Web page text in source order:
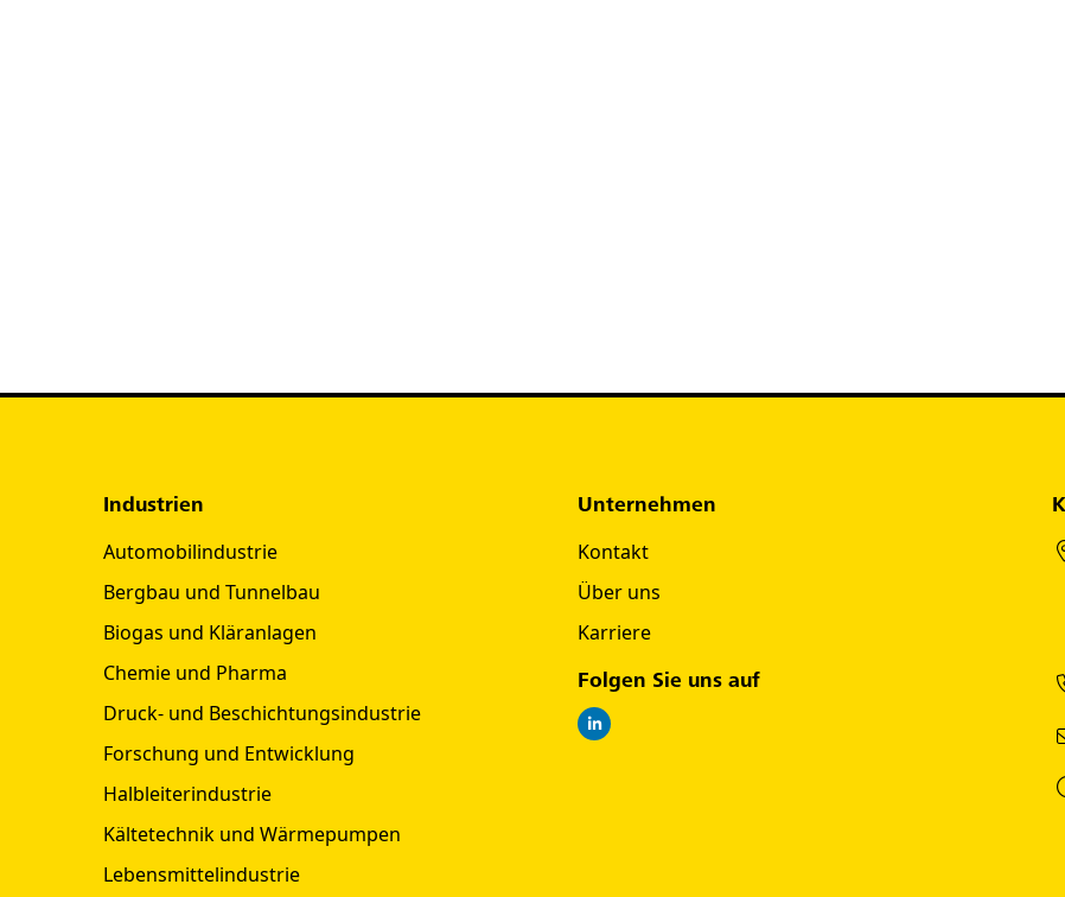
Industrien
Automobilindustrie
Bergbau und Tunnelbau
Biogas und Kläranlagen
Chemie und Pharma
Druck- und Beschichtungsindustrie
Forschung und Entwicklung
Halbleiterindustrie
Kältetechnik und Wärmepumpen
Lebensmittelindustrie
Unternehmen
Kontakt
Über uns
Karriere
Folgen Sie uns auf